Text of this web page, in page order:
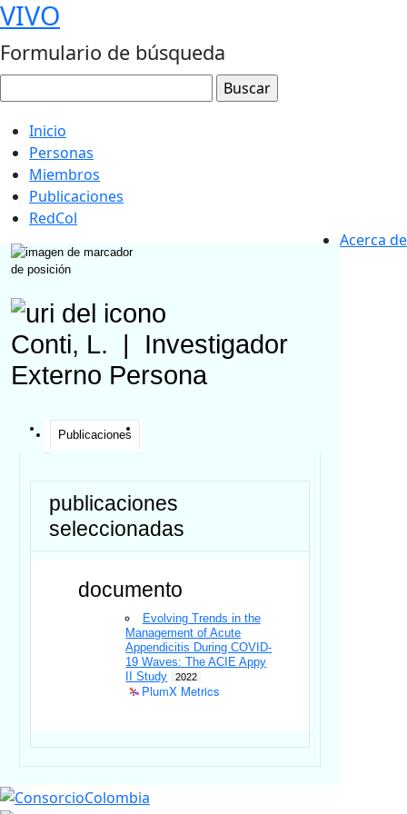
VIVO
Formulario de búsqueda
Inicio
Personas
Miembros
Publicaciones
RedCol
Acerca de
Conti, L.
Investigador
Externo Persona
Publicaciones
publicaciones
seleccionadas
documento
Evolving Trends in the
Management of Acute
Appendicitis During COVID-
19 Waves: The ACIE Appy
II Study
2022
PlumX Metrics